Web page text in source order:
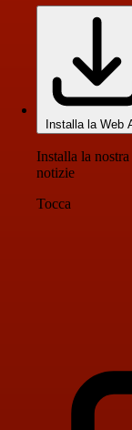
Installa la Web
Installa la
notizie
Tocca